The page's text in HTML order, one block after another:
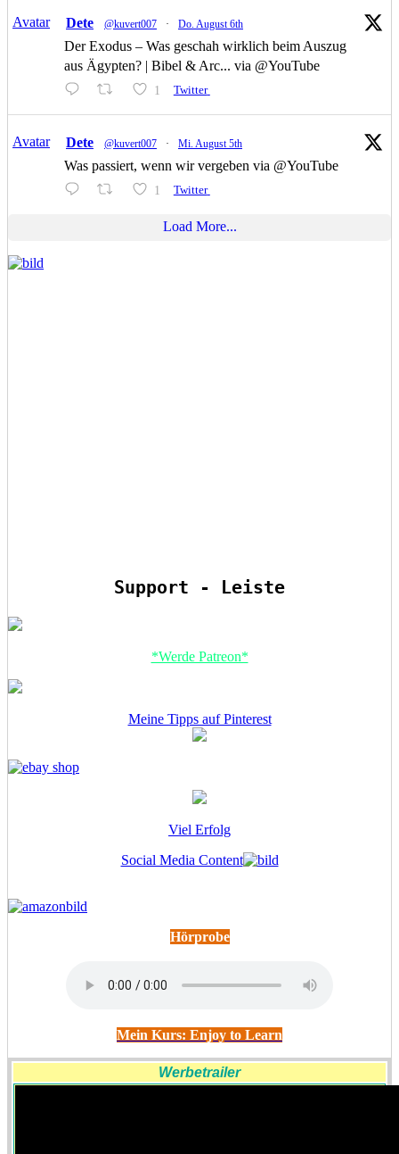
Avatar Dete @kuvert007 · Do. August 6th
Der Exodus – Was geschah wirklich beim Auszug
aus Ägypten? | Bibel & Arc... via @YouTube
1 Twitter
Avatar Dete @kuvert007 · Mi. August 5th
Was passiert, wenn wir vergeben via @YouTube
1 Twitter
Load More...
Support - Leiste
*Werde Patreon*
Meine Tipps auf Pinterest
Viel Erfolg
Social Media Content
Hörprobe
Mein Kurs: Enjoy to Learn
Werbetrailer